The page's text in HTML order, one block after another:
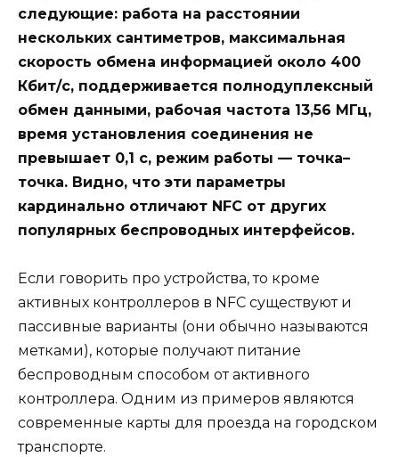
следующие: работа на расстоянии
нескольких сантиметров, максимальная
скорость обмена информацией около 400
Кбит/с, поддерживается полнодуплексный
обмен данными, рабочая частота 13,56 МГц,
время установления соединения не
превышает 0,1 с, режим работы — точка–
точка. Видно, что эти параметры
кардинально отличают NFC от других
популярных беспроводных интерфейсов.
Если говорить про устройства, то кроме
активных контроллеров в NFC существуют и
пассивные варианты (они обычно называются
метками), которые получают питание
беспроводным способом от активного
контроллера. Одним из примеров являются
современные карты для проезда на городском
транспорте.